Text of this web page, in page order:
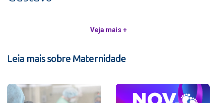
Veja mais +
Leia mais sobre Maternidade